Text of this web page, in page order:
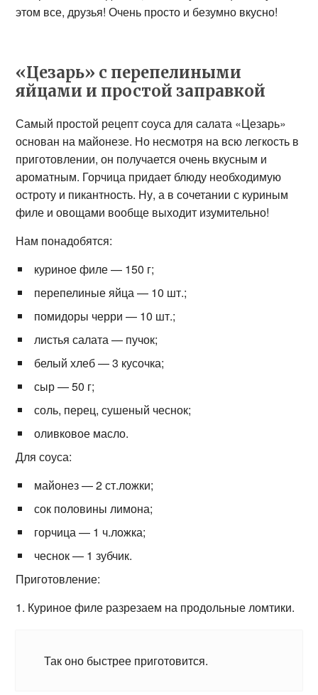
этом все, друзья! Очень просто и безумно вкусно!
«Цезарь» с перепелиными
яйцами и простой заправкой
Самый простой рецепт соуса для салата «Цезарь»
основан на майонезе. Но несмотря на всю легкость в
приготовлении, он получается очень вкусным и
ароматным. Горчица придает блюду необходимую
остроту и пикантность. Ну, а в сочетании с куриным
филе и овощами вообще выходит изумительно!
Нам понадобятся:
куриное филе — 150 г;
перепелиные яйца — 10 шт.;
помидоры черри — 10 шт.;
листья салата — пучок;
белый хлеб — 3 кусочка;
сыр — 50 г;
соль, перец, сушеный чеснок;
оливковое масло.
Для соуса:
майонез — 2 ст.ложки;
сок половины лимона;
горчица — 1 ч.ложка;
чеснок — 1 зубчик.
Приготовление:
1. Куриное филе разрезаем на продольные ломтики.
Так оно быстрее приготовится.